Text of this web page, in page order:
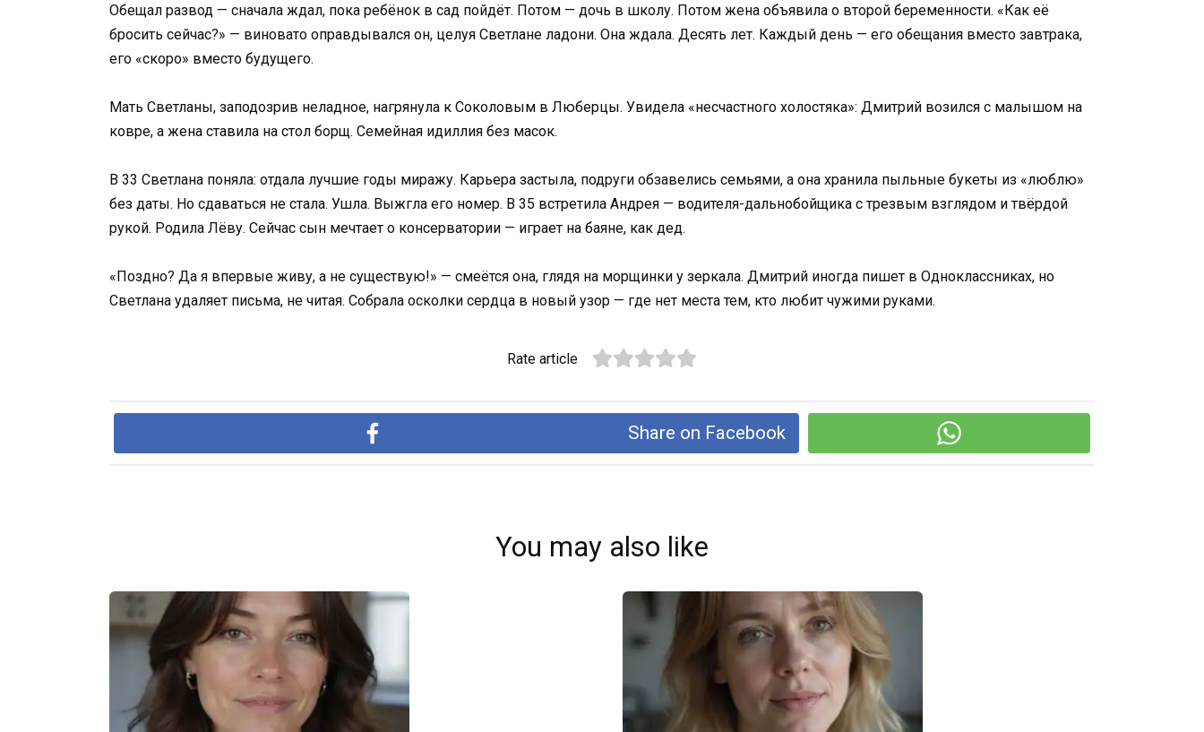
Обещал развод — сначала ждал, пока ребёнок в сад пойдёт. Потом — дочь в школу. Потом жена объявила о второй беременности. «Как её
бросить сейчас?» — виновато оправдывался он, целуя Светлане ладони. Она ждала. Десять лет. Каждый день — его обещания вместо завтрака,
его «скоро» вместо будущего.
Мать Светланы, заподозрив неладное, нагрянула к Соколовым в Люберцы. Увидела «несчастного холостяка»: Дмитрий возился с малышом на
ковре, а жена ставила на стол борщ. Семейная идиллия без масок.
В 33 Светлана поняла: отдала лучшие годы миражу. Карьера застыла, подруги обзавелись семьями, а она хранила пыльные букеты из «люблю»
без даты. Но сдаваться не стала. Ушла. Выжгла его номер. В 35 встретила Андрея — водителя-дальнобойщика с трезвым взглядом и твёрдой
рукой. Родила Лёву. Сейчас сын мечтает о консерватории — играет на баяне, как дед.
«Поздно? Да я впервые живу, а не существую!» — смеётся она, глядя на морщинки у зеркала. Дмитрий иногда пишет в Одноклассниках, но
Светлана удаляет письма, не читая. Собрала осколки сердца в новый узор — где нет места тем, кто любит чужими руками.
Rate article
Share on Facebook
You may also like